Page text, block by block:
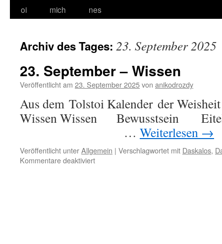
oi
mich
nes
Archiv des Tages: 23. September 2025
23. September – Wissen
Veröffentlicht am 23. September 2025von anikodrozdy
Aus dem Tolstoi Kalender der
Wissen Wissen
… Weiterlesen →
Veröffentlicht unterAllgemein | Verschlagwortet mit Daskalos,
Kommentare deaktiviertfür